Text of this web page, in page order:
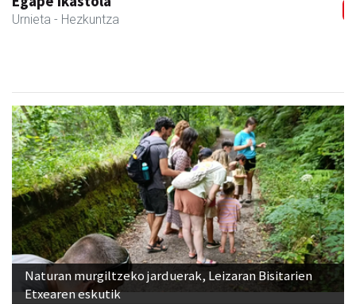
Urnieta - Hezkuntza
Naturan murgiltzeko jarduerak, Leizaran Bisitarien
Etxearen eskutik